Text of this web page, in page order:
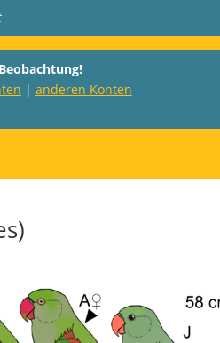
| anderen Konten